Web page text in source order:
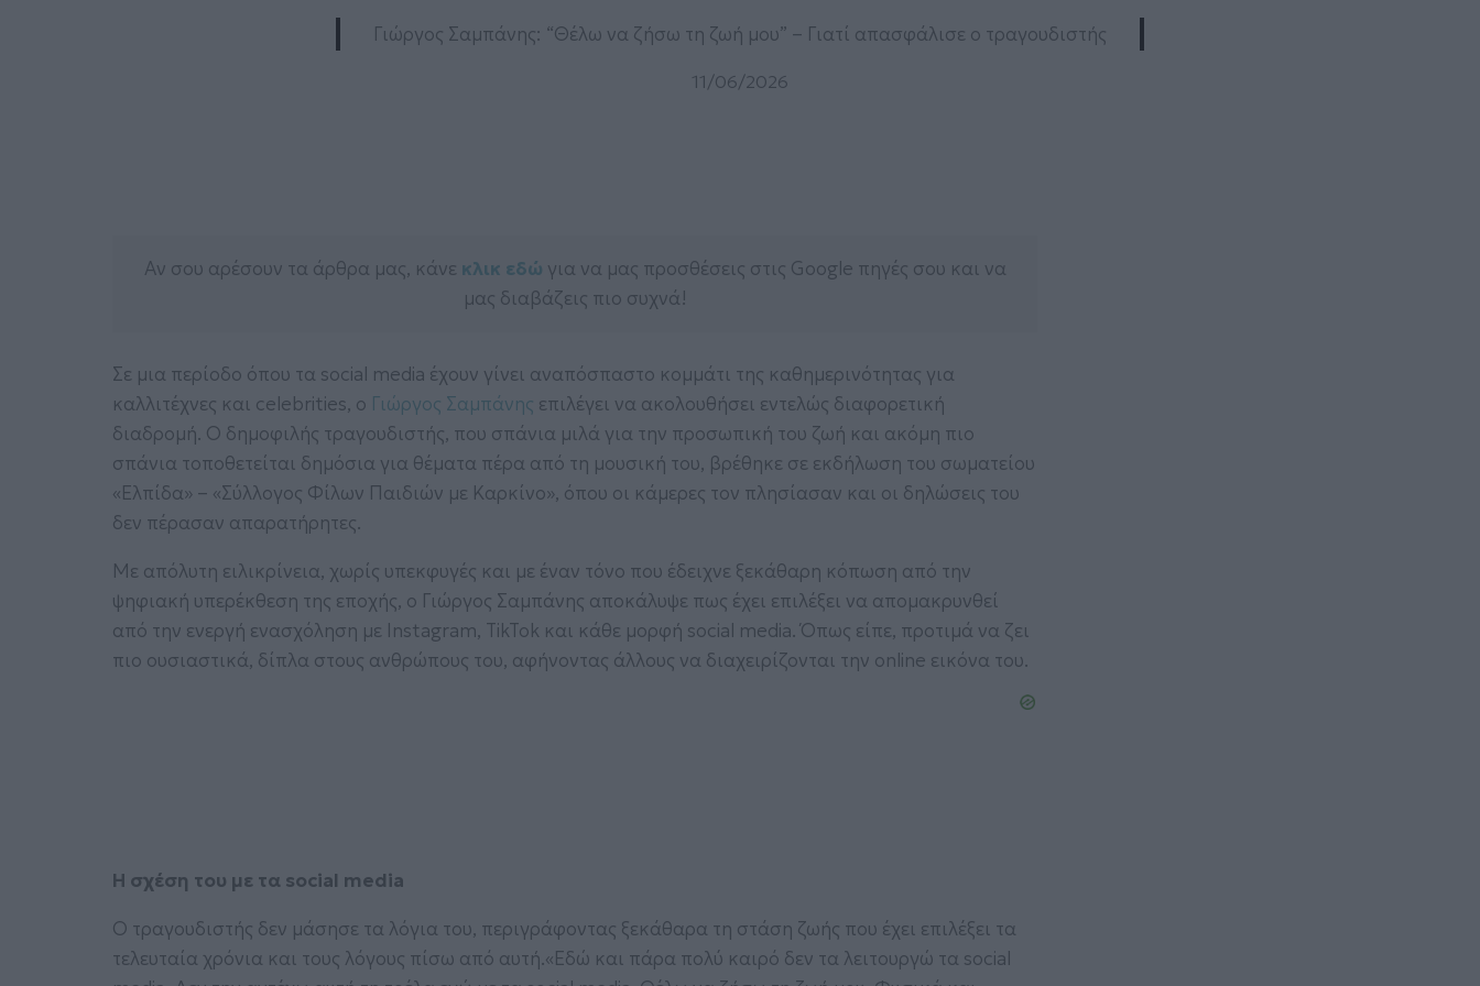
Γιώργος Σαμπάνης: “Θέλω να ζήσω τη ζωή μου” – Γιατί απασφάλισε ο τραγουδιστής
11/06/2026
Αν σου αρέσουν τα άρθρα μας, κάνε κλικ εδώ για να μας προσθέσεις στις Google πηγές σου και να
μας διαβάζεις πιο συχνά!
Σε μια περίοδο όπου τα social media έχουν γίνει αναπόσπαστο κομμάτι της καθημερινότητας για
καλλιτέχνες και celebrities, ο Γιώργος Σαμπάνης επιλέγει να ακολουθήσει εντελώς διαφορετική
διαδρομή. Ο δημοφιλής τραγουδιστής, που σπάνια μιλά για την προσωπική του ζωή και ακόμη πιο
σπάνια τοποθετείται δημόσια για θέματα πέρα από τη μουσική του, βρέθηκε σε εκδήλωση του σωματείου
«Ελπίδα» – «Σύλλογος Φίλων Παιδιών με Καρκίνο», όπου οι κάμερες τον πλησίασαν και οι δηλώσεις του
δεν πέρασαν απαρατήρητες.
Με απόλυτη ειλικρίνεια, χωρίς υπεκφυγές και με έναν τόνο που έδειχνε ξεκάθαρη κόπωση από την
ψηφιακή υπερέκθεση της εποχής, ο Γιώργος Σαμπάνης αποκάλυψε πως έχει επιλέξει να απομακρυνθεί
από την ενεργή ενασχόληση με Instagram, TikTok και κάθε μορφή social media. Όπως είπε, προτιμά να ζει
πιο ουσιαστικά, δίπλα στους ανθρώπους του, αφήνοντας άλλους να διαχειρίζονται την online εικόνα του.
Η σχέση του με τα social media
Ο τραγουδιστής δεν μάσησε τα λόγια του, περιγράφοντας ξεκάθαρα τη στάση ζωής που έχει επιλέξει τα
τελευταία χρόνια και τους λόγους πίσω από αυτή.«Εδώ και πάρα πολύ καιρό δεν τα λειτουργώ τα social